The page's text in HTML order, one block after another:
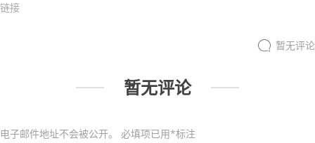
链接
暂无评论
暂无评论
电子邮件地址不会被公开。 必填项已用*标注